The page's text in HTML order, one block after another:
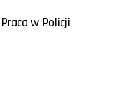
Praca w Policji